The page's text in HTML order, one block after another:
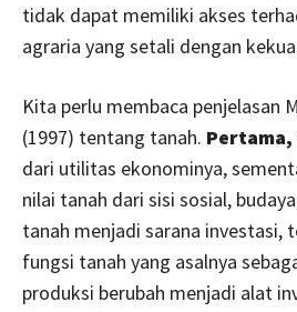
tidak dapat memiliki akses
agraria yang setali dengan
Kita perlu membaca penjelasan
(1997) tentang tanah. Pertama,
dari utilitas ekonominya,
nilai tanah dari sisi sosial,
tanah menjadi sarana investasi,
fungsi tanah yang asalnya
produksi berubah menjadi alat